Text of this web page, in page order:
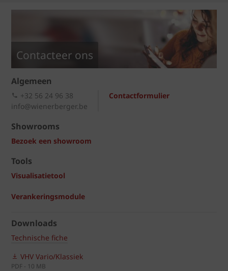
Contacteer ons
Algemeen
Contactformulier
+32 56 24 96 38
info@wienerberger.be
Showrooms
Bezoek een showroom
Tools
Visualisatietool
Verankeringsmodule
Downloads
Technische fiche
VHV Vario/Klassiek
PDF - 10 MB